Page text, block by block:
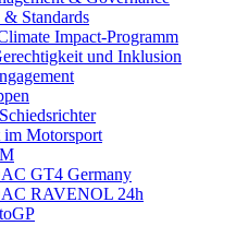
Standards
Impact-Programm
und Inklusion​
im Motorsport
GT4 Germany
RAVENOL 24h